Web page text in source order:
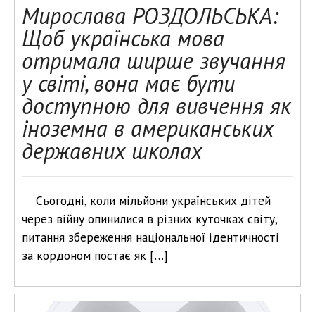
Мирослава РОЗДОЛЬСЬКА:
Щоб українська мова
отримала ширше звучання
у світі, вона має бути
доступною для вивчення як
іноземна в американських
державних школах
Сьогодні, коли мільйони українських дітей
через війну опинилися в різних куточках світу,
питання збереження національної ідентичності
за кордоном постає як […]